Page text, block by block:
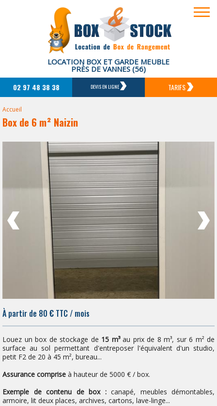
LOCATION BOX ET GARDE MEUBLE
PRÈS DE VANNES (56)
02 97 48 38 38 DEVIS EN LIGNE TARIFS
Accueil
Box de 6 m² Naizin
À partir de 80 € TTC / mois
Louez un box de stockage de 15 m³au prix de 8 m³, sur 6 m² de
surface au sol permettant d'entreposer l'équivalent d'un studio,
petit F2 de 20 à 45 m², bureau...
Assurance comprise à hauteur de 5000 € / box.
Exemple de contenu de box :canapé, meubles démontables,
armoire, lit deux places, archives, cartons, lave-linge...